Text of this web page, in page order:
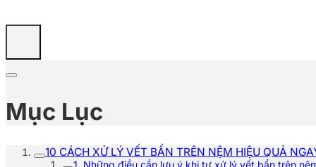
Mục Lục
10 CÁCH XỬ LÝ VẾT BẨN TRÊN NỆM HIỆU QUẢ
1. Những điều cần lưu ý khi tự xử lý vết bẩn trên